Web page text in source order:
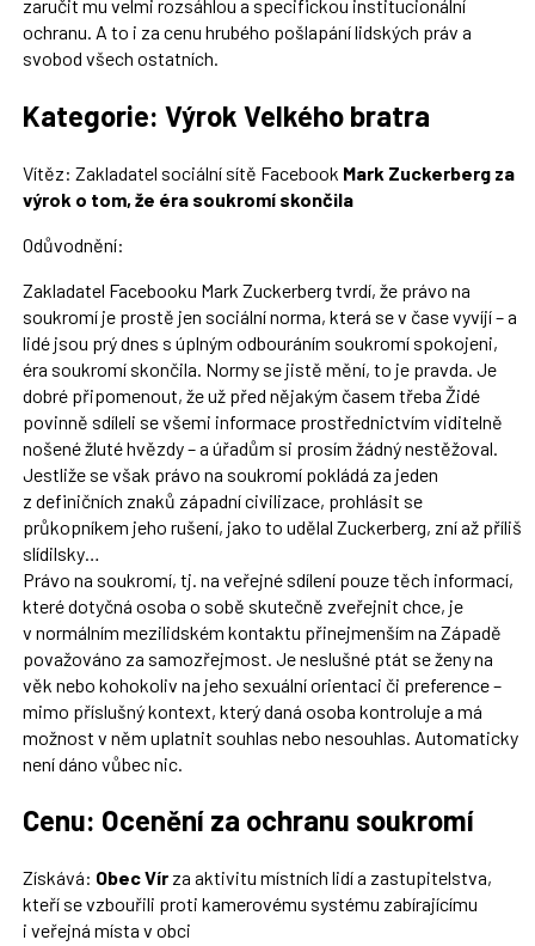
zaručit mu velmi rozsáhlou a specifickou institucionální
ochranu. A to i za cenu hrubého pošlapání lidských práv a
svobod všech ostatních.
Kategorie: Výrok Velkého bratra
Vítěz: Zakladatel sociální sítě Facebook Mark Zuckerberg za
výrok o tom, že éra soukromí skončila
Odůvodnění:
Zakladatel Facebooku Mark Zuckerberg tvrdí, že právo na
soukromí je prostě jen sociální norma, která se v čase vyvíjí – a
lidé jsou prý dnes s úplným odbouráním soukromí spokojeni,
éra soukromí skončila. Normy se jistě mění, to je pravda. Je
dobré připomenout, že už před nějakým časem třeba Židé
povinně sdíleli se všemi informace prostřednictvím viditelně
nošené žluté hvězdy – a úřadům si prosím žádný nestěžoval.
Jestliže se však právo na soukromí pokládá za jeden
z definičních znaků západní civilizace, prohlásit se
průkopníkem jeho rušení, jako to udělal Zuckerberg, zní až příliš
slídilsky…
Právo na soukromí, tj. na veřejné sdílení pouze těch informací,
které dotyčná osoba o sobě skutečně zveřejnit chce, je
v normálním mezilidském kontaktu přinejmenším na Západě
považováno za samozřejmost. Je neslušné ptát se ženy na
věk nebo kohokoliv na jeho sexuální orientaci či preference –
mimo příslušný kontext, který daná osoba kontroluje a má
možnost v něm uplatnit souhlas nebo nesouhlas. Automaticky
není dáno vůbec nic.
Cenu: Ocenění za ochranu soukromí
Získává: Obec Vírza aktivitu místních lidí a zastupitelstva,
kteří se vzbouřili proti kamerovému systému zabírajícímu
i veřejná místa v obci